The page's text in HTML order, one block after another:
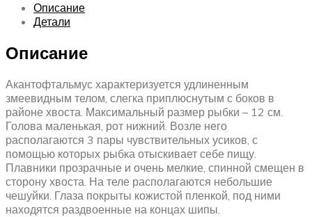
Описание
Детали
Описание
Акантофтальмус характеризуется удлиненным
змеевидным телом, слегка приплюснутым с боков в
районе хвоста. Максимальный размер рыбки – 12 см.
Голова маленькая, рот нижний. Возле него
располагаются 3 пары чувствительных усиков, с
помощью которых рыбка отыскивает себе пищу.
Плавники прозрачные и очень мелкие, спинной смещен в
сторону хвоста. На теле располагаются небольшие
чешуйки. Глаза покрыты кожистой пленкой, под ними
находятся раздвоенные на концах шипы.